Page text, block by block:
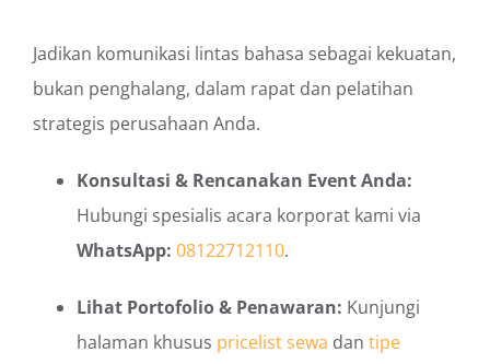
Jadikan komunikasi lintas bahasa sebagai kekuatan,
bukan penghalang, dalam rapat dan pelatihan
strategis perusahaan Anda.
Konsultasi & Rencanakan Event Anda:
Hubungi spesialis acara korporat kami via
WhatsApp: 08122712110.
Lihat Portofolio & Penawaran: Kunjungi
halaman khusus pricelist sewa dan tipe